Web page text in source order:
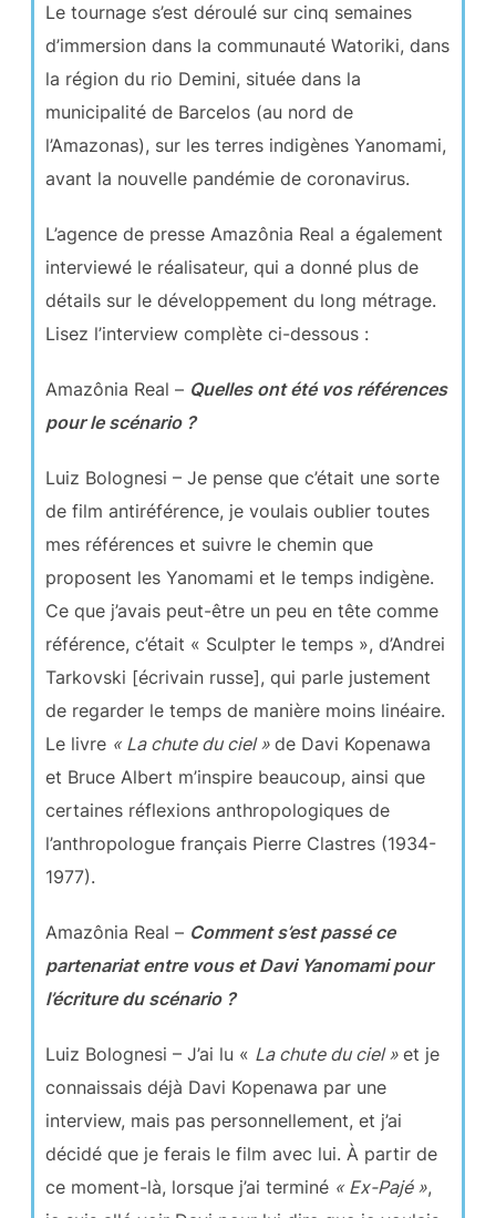
Le tournage s’est déroulé sur cinq semaines
d’immersion dans la communauté Watoriki, dans
la région du rio Demini, située dans la
municipalité de Barcelos (au nord de
l’Amazonas), sur les terres indigènes Yanomami,
avant la nouvelle pandémie de coronavirus.
L’agence de presse Amazônia Real a également
interviewé le réalisateur, qui a donné plus de
détails sur le développement du long métrage.
Lisez l’interview complète ci-dessous :
Amazônia Real – Quelles ont été vos références
pour le scénario ?
Luiz Bolognesi – Je pense que c’était une sorte
de film antiréférence, je voulais oublier toutes
mes références et suivre le chemin que
proposent les Yanomami et le temps indigène.
Ce que j’avais peut-être un peu en tête comme
référence, c’était « Sculpter le temps », d’Andrei
Tarkovski [écrivain russe], qui parle justement
de regarder le temps de manière moins linéaire.
Le livre « La chute du ciel » de Davi Kopenawa
et Bruce Albert m’inspire beaucoup, ainsi que
certaines réflexions anthropologiques de
l’anthropologue français Pierre Clastres (1934-
1977).
Amazônia Real – Comment s’est passé ce
partenariat entre vous et Davi Yanomami pour
l’écriture du scénario ?
Luiz Bolognesi – J’ai lu « La chute du ciel » et je
connaissais déjà Davi Kopenawa par une
interview, mais pas personnellement, et j’ai
décidé que je ferais le film avec lui. À partir de
ce moment-là, lorsque j’ai terminé « Ex-Pajé »,